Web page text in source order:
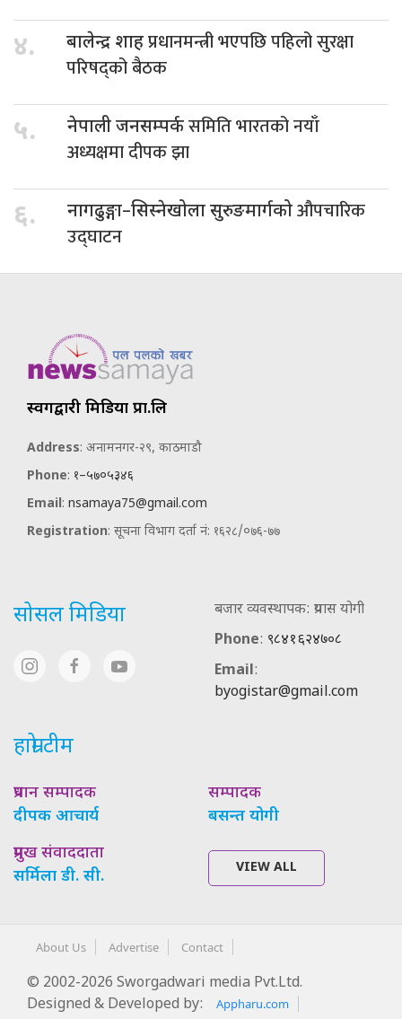
४. बालेन्द्र शाहप्रधानमन्त्री भएपछि पहिलो सुरक्षा
परिषद्को बैठक
५. नेपाली जनसम्पर्कसमिति भारतको नयाँ
अध्यक्षमा दीपक झा
६. नागढुङ्गा–सिस्नेखोला सुरुङमार्गकोऔपचारिक
उद्घाटन
स्वर्गद्वारी मिडिया प्रा.लि
Address: अनामनगर-२९, काठमाडौ
Phone: १–५७०५३४६
Email: nsamaya75@gmail.com
Registration: सूचना विभाग दर्ता नं: १६२८/०७६-७७
सोसल मिडिया
बजार व्यवस्थापक: प्रयास योगी
Phone: ९८४१६२४७०८
Email:
byogistar@gmail.com
हाम्रो टीम
प्रधान सम्पादक
दीपक आचार्य
सम्पादक
बसन्त योगी
प्रमुख संवाददाता
सर्मिला डी. सी.
VIEW ALL
About Us Advertise Contact
© 2002-2026 Sworgadwari media Pvt.Ltd.
Designed & Developed by:
Appharu.com